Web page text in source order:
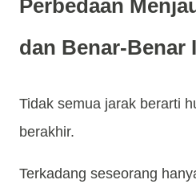
Perbedaan
dan Benar-Benar
Tidak semua jarak berarti
berakhir.
Terkadang seseorang